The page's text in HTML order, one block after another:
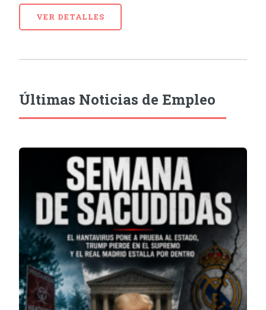
VER DETALLES
Últimas Noticias de Empleo